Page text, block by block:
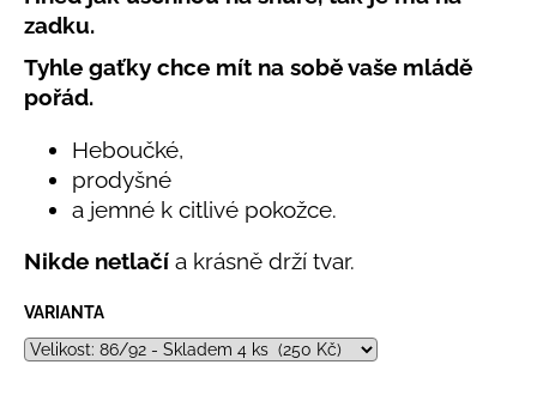
produktu
je
0,0
z
5
zadku.
Tyhle gaťky chce mít na sobě vaše mládě
pořád.
Heboučké,
prodyšné
a jemné k citlivé pokožce.
Nikde netlačí a krásně drží tvar.
VARIANTA
u
j
e
m
LETNÍ
ČEPICE
30
MODRÁ
395
Kč